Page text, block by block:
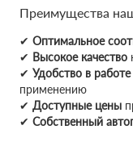
Преимущества
✔ Оптимальное
✔ Высокое качество
✔ Удобство в работе
применению
✔ Доступные цены
✔ Собственный